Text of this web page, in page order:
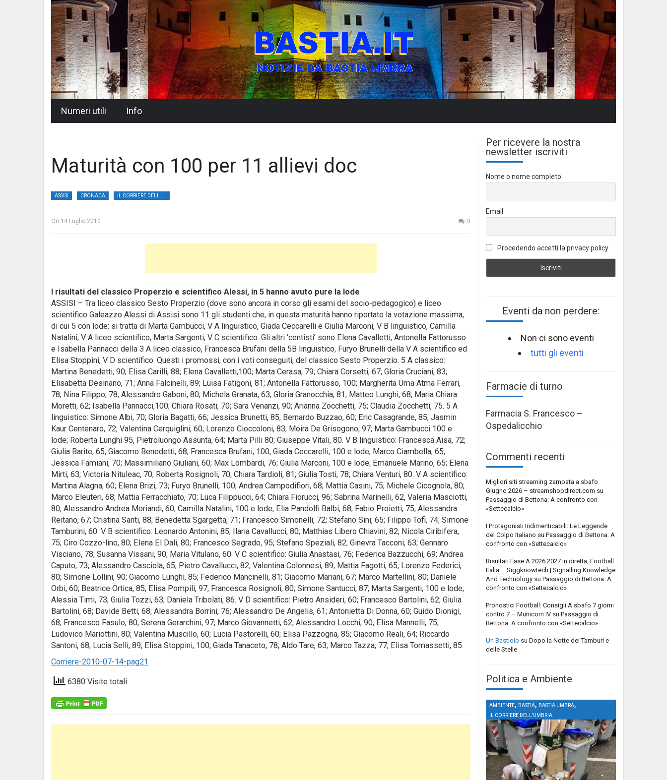
Numeri utili Info
Maturità con 100 per 11 allievi doc
ASSISI CRONACA
On 14 Luglio 2010 0
I risultati del classico Properzio e scientifico Alessi, in 5 hanno avuto pure la lode
ASSISI – Tra liceo classico Sesto Properzio (dove sono ancora in corso gli esami del socio-pedagogico) e liceo
scientifico Galeazzo Alessi di Assisi sono 11 gli studenti che, in questa maturità hanno riportato la votazione massima,
di cui 5 con lode: si tratta di Marta Gambucci, V A linguistico, Giada Ceccarelli e Giulia Marconi, V B linguistico, Camilla
Natalini, V A liceo scientifico, Marta Sargenti, V C scientifico. Gli altri ‘centisti’ sono Elena Cavalletti, Antonella Fattorusso
e Isabella Pannacci della 3 A liceo classico, Francesca Brufani della 5B linguistico, Furyo Brunelli della V A scientifico ed
Elisa Stoppini, V D scientifico. Questi i promossi, con i voti conseguiti, del classico Sesto Properzio. 5 A classico:
Martina Benedetti, 90; Elisa Carilli, 88; Elena Cavalletti,100; Marta Cerasa, 79; Chiara Corsetti, 67; Gloria Cruciani, 83;
Elisabetta Desinano, 71; Anna Falcinelli, 89; Luisa Fatigoni, 81; Antonella Fattorusso, 100; Margherita Uma Atma Ferrari,
78; Nina Filippo, 78; Alessandro Gaboni, 80; Michela Granata, 63; Gloria Granocchia, 81; Matteo Lunghi, 68; Maria Chiara
Moretti, 62; Isabella Pannacci,100; Chiara Rosati, 70; Sara Venanzi, 90; Arianna Zocchetti, 75; Claudia Zocchetti, 75. 5 A
linguistico: Simone Albi, 70; Gloria Bagatti, 66; Jessica Brunetti, 85; Bernardo Buzzao, 60; Eric Casagrande, 85; Jasmin
Kaur Centenaro, 72; Valentina Cerquiglini, 60; Lorenzo Cioccoloni, 83; Moira De Grisogono, 97; Marta Gambucci 100 e
lode; Roberta Lunghi 95, Pietroluongo Assunta, 64; Marta Pilli 80; Giuseppe Vitali, 80. V B linguistico: Francesca Aisa, 72;
Giulia Barite, 65; Giacomo Benedetti, 68; Francesca Brufani, 100; Giada Ceccarelli, 100 e lode; Marco Ciambella, 65;
Jessica Famiani, 70; Massimiliano Giuliani, 60; Max Lombardi, 76; Giulia Marconi, 100 e lode; Emanuele Marino, 65; Elena
Mirti, 63; Victoria Nituleac, 70; Roberta Rosignoli, 70; Chiara Tardioli, 81; Giulia Tosti, 78; Chiara Venturi, 80. V A scientifico:
Martina Alagna, 60; Elena Brizi, 73; Furyo Brunelli, 100; Andrea Campodifiori, 68; Mattia Casini, 75; Michele Cicognola, 80;
Marco Eleuteri, 68; Mattia Ferracchiato, 70; Luca Filippucci, 64; Chiara Fiorucci, 96; Sabrina Marinelli, 62, Valeria Masciotti,
80; Alessandro Andrea Moriandi, 60; Camilla Natalini, 100 e lode; Elia Pandolfi Balbi, 68; Fabio Proietti, 75; Alessandra
Reitano, 67; Cristina Santi, 88; Benedetta Sgargetta, 71; Francesco Simonelli, 72; Stefano Sini, 65; Filippo Tofi, 74; Simone
Tamburini, 60. V B scientifico: Leonardo Antonini, 85; Ilaria Cavallucci, 80; Matthias Libero Chiavini, 82; Nicola Ciribifera,
75; Ciro Cozzo-lino, 80; Elena El Dali, 80; Francesco Segrado, 95; Stefano Speziali, 82; Ginevra Tacconi, 63; Gennaro
Visciano, 78; Susanna Vissani, 90; Maria Vitulano, 60. V C scientifico: Giulia Anastasi, 76; Federica Bazzucchi, 69; Andrea
Caputo, 73; Alessandro Casciola, 65; Pietro Cavallucci, 82; Valentina Colonnesi, 89; Mattia Fagotti, 65; Lorenzo Federici,
80; Simone Lollini, 90; Giacomo Lunghi, 85; Federico Mancinelli, 81; Giacomo Mariani, 67; Marco Martellini, 80; Daniele
Orbi, 60; Beatrice Ortica, 85; Elisa Pompili, 97; Francesca Rosignoli, 80; Simone Santucci, 87; Marta Sargenti, 100 e lode;
Alessia Timi, 73; Giulia Tozzi, 63; Daniela Tribolati, 86. V D scientifico: Pietro Ansideri, 60; Francesco Bartolini, 62; Giulia
Bartolini, 68; Davide Betti, 68; Alessandra Borrini, 76; Alessandro De Angelis, 61; Antonietta Di Donna, 60; Guido Dionigi,
68; Francesco Fasulo, 80; Serena Gerarchini, 97; Marco Giovannetti, 62; Alessandro Locchi, 90; Elisa Mannelli, 75;
Ludovico Mariottini, 80; Valentina Muscillo, 60; Lucia Pastorelli, 60; Elisa Pazzogna, 85; Giacomo Reali, 64; Riccardo
Santoni, 68; Lucia Selli, 89; Elisa Stoppini, 100; Giada Tanaceto, 78; Aldo Tare, 63; Marco Tazza, 77; Elisa Tomassetti, 85.
Corriere-2010-07-14-pag21
6380 Visite totali
Per ricevere la nostra
newsletter iscriviti
Nome o nome completo
Email
Procedendo accetti la privacy policy
Eventi da non perdere:
Non ci sono eventi
tutti gli eventi
Farmacie di turno
Farmacia S. Francesco –
Ospedalicchio
Commenti recenti
Migliori siti streaming zampata a sbafo
Giugno 2026 – streamshopdirect.com su
Passaggio di Bettona: A confronto con
«Settecalcio»
I Protagonisti Indimenticabili: Le Leggende
del Colpo Italiano su Passaggio di Bettona: A
confronto con «Settecalcio»
Risultati Fase A 2026 2027 in diretta, Football
Italia – Siggknowtech | Signalling Knowledge
And Technology su Passaggio di Bettona: A
confronto con «Settecalcio»
Pronostici Football: Consigli A sbafo 7 giorni
contro 7 – Municorn IV su Passaggio di
Bettona: A confronto con «Settecalcio»
Un Bastiolo su Dopo la Notte dei Tamburi e
delle Stelle
Politica e Ambiente
AMBIENTE, BASTIA, BASTIA UMBRA,
IL CORRIERE DELL'UMBRIA